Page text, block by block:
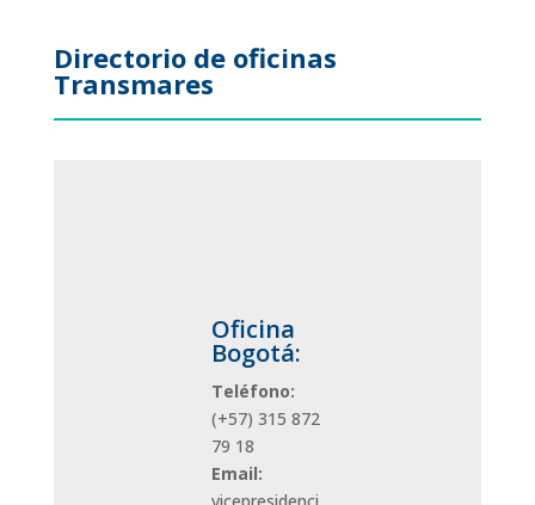
Directorio de oficinas
Transmares
Oficina
Bogotá:
Teléfono:
(+57) 315 872
79 18
Email: